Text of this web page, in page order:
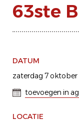
63ste
DATUM
zaterdag 7 oktober
toevoegen in
LOCATIE